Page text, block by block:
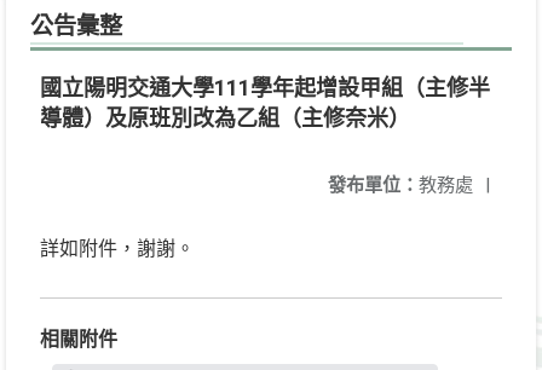
公告彙整
國立陽明交通大學111學年起增設甲組（主修半
導體）及原班別改為乙組（主修奈米）
發布單位： 教務處 |
詳如附件，謝謝。
相關附件